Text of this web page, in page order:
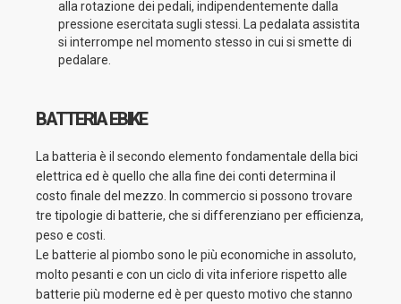
alla rotazione dei pedali, indipendentemente dalla
pressione esercitata sugli stessi. La pedalata assistita
si interrompe nel momento stesso in cui si smette di
pedalare.
BATTERIA EBIKE
La batteria è il secondo elemento fondamentale della bici
elettrica ed è quello che alla fine dei conti determina il
costo finale del mezzo. In commercio si possono trovare
tre tipologie di batterie, che si differenziano per efficienza,
peso e costi.
Le batterie al piombo sono le più economiche in assoluto,
molto pesanti e con un ciclo di vita inferiore rispetto alle
batterie più moderne ed è per questo motivo che stanno